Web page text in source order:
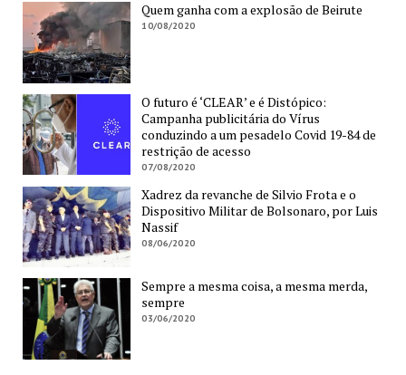
Quem ganha com a explosão de Beirute
10/08/2020
O futuro é ‘CLEAR’ e é Distópico:
Campanha publicitária do Vírus
conduzindo a um pesadelo Covid 19-84 de
restrição de acesso
07/08/2020
Xadrez da revanche de Silvio Frota e o
Dispositivo Militar de Bolsonaro, por Luis
Nassif
08/06/2020
Sempre a mesma coisa, a mesma merda,
sempre
03/06/2020